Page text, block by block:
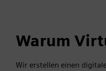
Warum
Wir erstellen einen